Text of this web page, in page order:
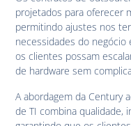
projetados para oferecer
permitindo ajustes nos
necessidades do negócio
os clientes possam
de hardware sem
A abordagem da Century
de TI combina qualidade,